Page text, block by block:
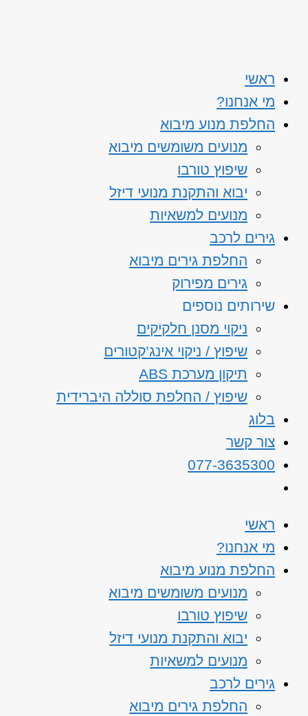
ראשי
מי אנחנו?
החלפת מנוע מיבוא
מנועים משומשים מיבוא
שיפוץ טורבו
יבוא והתקנת מנועי דיזל
מנועים למשאיות
גירים לרכב
החלפת גירים מיבוא
גירים מפירוק
שירותים נוספים
ניקוי מסנן חלקיקים
שיפוץ / ניקוי אינג’קטורים
תיקון מערכת ABS
שיפוץ / החלפת סוללה היברידית
בלוג
צור קשר
077-3635300
ראשי
מי אנחנו?
החלפת מנוע מיבוא
מנועים משומשים מיבוא
שיפוץ טורבו
יבוא והתקנת מנועי דיזל
מנועים למשאיות
גירים לרכב
החלפת גירים מיבוא